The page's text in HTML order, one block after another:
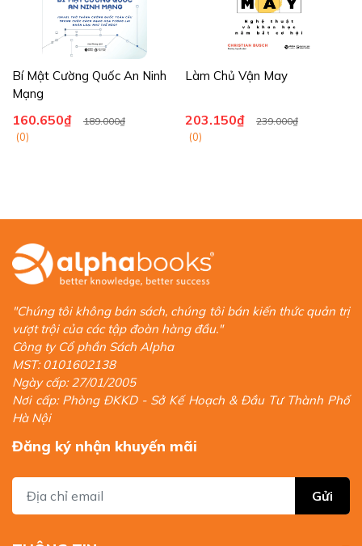
Bí Mật Cường Quốc An Ninh
Mạng
160.650₫ 189.000₫
(0)
Làm Chủ Vận May
203.150₫ 239.000₫
(0)
"Chúng tôi không bán sách, chúng tôi bán kiến thức quản trị
vượt trội của các tập đoàn hàng đầu."
Công ty Cổ phần Sách Alpha
MST: 0101602138
Ngày cấp: 27/01/2005
Nơi cấp: Phòng ĐKKD - Sở Kế Hoạch & Đầu Tư Thành Phố
Hà Nội
Đăng ký nhận khuyến mãi
Gửi